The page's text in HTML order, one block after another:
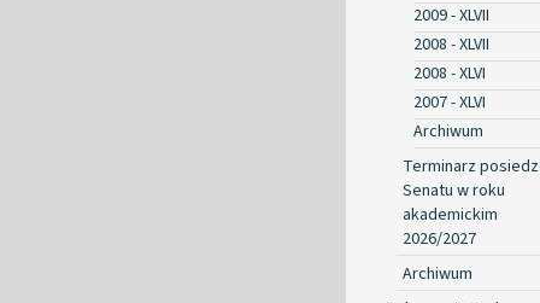
2009 - XLVII
2008 - XLVII
2008 - XLVI
2007 - XLVI
Archiwum
Terminarz
Senatu w roku
akademickim
2026/2027
Archiwum